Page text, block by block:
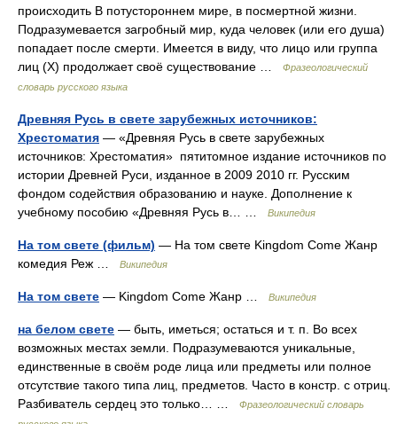
происходить В потустороннем мире, в посмертной жизни.
Подразумевается загробный мир, куда человек (или его душа)
попадает после смерти. Имеется в виду, что лицо или группа
лиц (X) продолжает своё существование …
Фразеологический
словарь русского языка
Древняя Русь в свете зарубежных источников:
Хрестоматия — «Древняя Русь в свете зарубежных
источников: Хрестоматия» пятитомное издание источников по
истории Древней Руси, изданное в 2009 2010 гг. Русским
фондом содействия образованию и науке. Дополнение к
учебному пособию «Древняя Русь в… …
Википедия
На том свете (фильм) — На том свете Kingdom Come Жанр
комедия Реж …
Википедия
На том свете — Kingdom Come Жанр … Википедия
на белом свете — быть, иметься; остаться и т. п. Во всех
возможных местах земли. Подразумеваются уникальные,
единственные в своём роде лица или предметы или полное
отсутствие такого типа лиц, предметов. Часто в констр. с отриц.
Разбиватель сердец это только… …
Фразеологический словарь